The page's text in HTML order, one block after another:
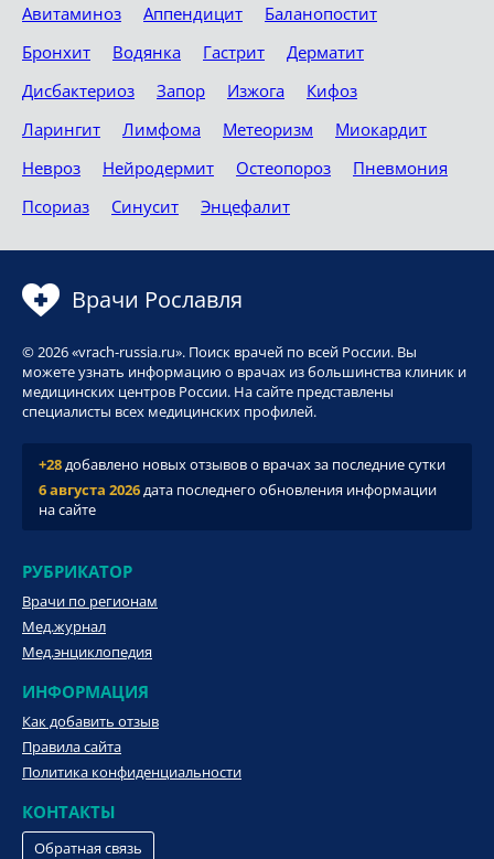
Авитаминоз Аппендицит
Баланопостит
Бронхит
Водянка Гастрит
Дерматит
Дисбактериоз
Запор Изжога
Кифоз
Ларингит
Лимфома Метеоризм
Миокардит
Невроз
Нейродермит Остеопороз
Пневмония
Псориаз
Синусит Энцефалит
Врачи Рославля
© 2026 «vrach-russia.ru». Поиск врачей по всей России. Вы
можете узнать информацию о врачах из большинства клиник и
медицинских центров России. На сайте представлены
специалисты всех медицинских профилей.
+28добавлено новых отзывов о врачах за последние сутки
6 августа 2026дата последнего обновления информации
на сайте
РУБРИКАТОР
Врачи по регионам
Мед.журнал
Мед.энциклопедия
ИНФОРМАЦИЯ
Как добавить отзыв
Правила сайта
Политика конфиденциальности
КОНТАКТЫ
Обратная связь